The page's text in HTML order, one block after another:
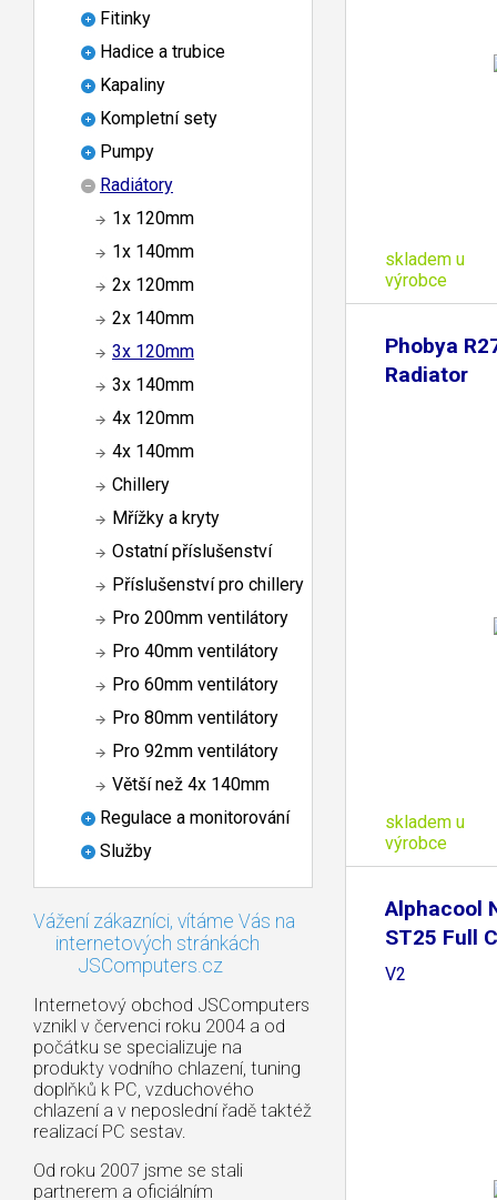
Fitinky
Hadice a trubice
Kapaliny
Kompletní sety
Pumpy
Radiátory
1x 120mm
1x 140mm
2x 120mm
2x 140mm
3x 120mm
3x 140mm
4x 120mm
4x 140mm
Chillery
Mřížky a kryty
Ostatní příslušenství
Příslušenství pro chillery
Pro 200mm ventilátory
Pro 40mm ventilátory
Pro 60mm ventilátory
Pro 80mm ventilátory
Pro 92mm ventilátory
Větší než 4x 140mm
Regulace a monitorování
Služby
Vážení zákazníci, vítáme Vás na
internetových stránkách
JSComputers.cz
Internetový obchod JSComputers
vznikl v červenci roku 2004 a od
počátku se specializuje na
produkty vodního chlazení, tuning
doplňků k PC, vzduchového
chlazení a v neposlední řadě taktéž
realizací PC sestav.
Od roku 2007 jsme se stali
partnerem a oficiálním
skladem u
výrobce
Phobya
Radiator
skladem u
výrobce
Alphacool
ST25 Full
360mm
V2